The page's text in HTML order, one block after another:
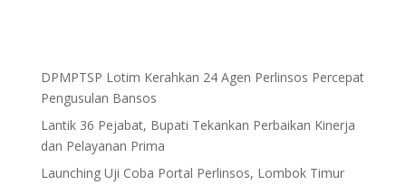
DPMPTSP Lotim Kerahkan 24 Agen Perlinsos Percepat
Pengusulan Bansos
Lantik 36 Pejabat, Bupati Tekankan Perbaikan Kinerja
dan Pelayanan Prima
Launching Uji Coba Portal Perlinsos, Lombok Timur